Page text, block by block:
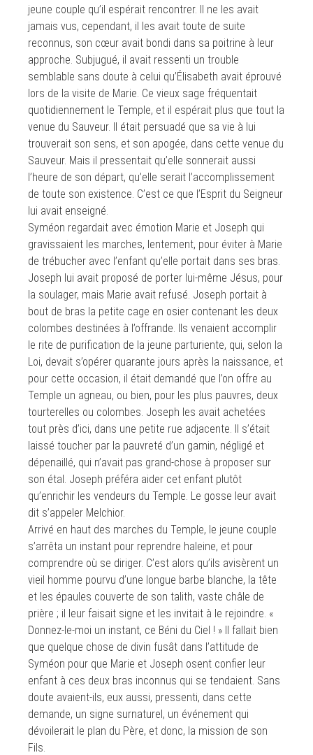
jeune couple qu’il espérait rencontrer. Il ne les avait
jamais vus, cependant, il les avait toute de suite
reconnus, son cœur avait bondi dans sa poitrine à leur
approche. Subjugué, il avait ressenti un trouble
semblable sans doute à celui qu’Élisabeth avait éprouvé
lors de la visite de Marie. Ce vieux sage fréquentait
quotidiennement le Temple, et il espérait plus que tout la
venue du Sauveur. Il était persuadé que sa vie à lui
trouverait son sens, et son apogée, dans cette venue du
Sauveur. Mais il pressentait qu’elle sonnerait aussi
l’heure de son départ, qu’elle serait l’accomplissement
de toute son existence. C’est ce que l’Esprit du Seigneur
lui avait enseigné.
Syméon regardait avec émotion Marie et Joseph qui
gravissaient les marches, lentement, pour éviter à Marie
de trébucher avec l’enfant qu’elle portait dans ses bras.
Joseph lui avait proposé de porter lui-même Jésus, pour
la soulager, mais Marie avait refusé. Joseph portait à
bout de bras la petite cage en osier contenant les deux
colombes destinées à l’offrande. Ils venaient accomplir
le rite de purification de la jeune parturiente, qui, selon la
Loi, devait s’opérer quarante jours après la naissance, et
pour cette occasion, il était demandé que l’on offre au
Temple un agneau, ou bien, pour les plus pauvres, deux
tourterelles ou colombes. Joseph les avait achetées
tout près d’ici, dans une petite rue adjacente. Il s’était
laissé toucher par la pauvreté d’un gamin, négligé et
dépenaillé, qui n’avait pas grand-chose à proposer sur
son étal. Joseph préféra aider cet enfant plutôt
qu’enrichir les vendeurs du Temple. Le gosse leur avait
dit s’appeler Melchior.
Arrivé en haut des marches du Temple, le jeune couple
s’arrêta un instant pour reprendre haleine, et pour
comprendre où se diriger. C’est alors qu’ils avisèrent un
vieil homme pourvu d’une longue barbe blanche, la tête
et les épaules couverte de son talith, vaste châle de
prière ; il leur faisait signe et les invitait à le rejoindre. «
Donnez-le-moi un instant, ce Béni du Ciel ! » Il fallait bien
que quelque chose de divin fusât dans l’attitude de
Syméon pour que Marie et Joseph osent confier leur
enfant à ces deux bras inconnus qui se tendaient. Sans
doute avaient-ils, eux aussi, pressenti, dans cette
demande, un signe surnaturel, un événement qui
dévoilerait le plan du Père, et donc, la mission de son
Fils.